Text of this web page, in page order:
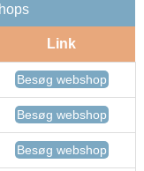
Link
Besøg webshop
Besøg webshop
Besøg webshop